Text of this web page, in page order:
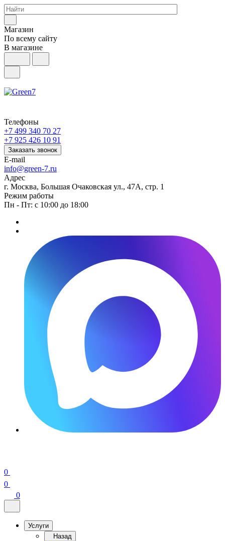
Магазин
По всему сайту
В магазине
Телефоны
+7 499 340 70 27
+7 925 426 10 91
Заказать звонок
E-mail
info@green-7.ru
Адрес
г. Москва, Большая Очаковская ул., 47А, стр. 1
Режим работы
Пн - Пт: с 10:00 до 18:00
0
0
0
Услуги
Назад